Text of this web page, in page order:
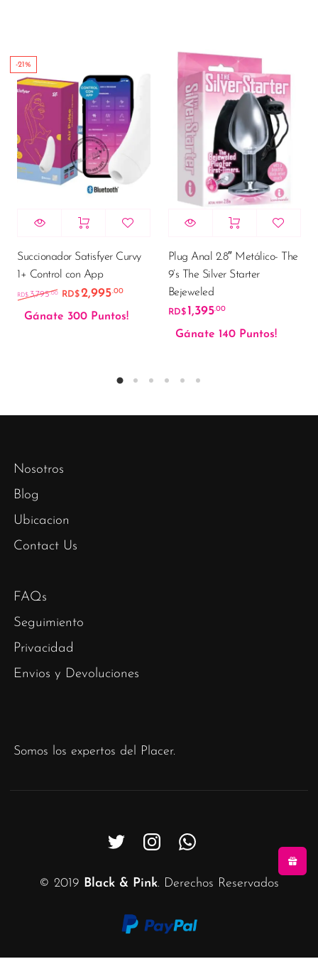
-21%
Succionador Satisfyer Curvy
1+ Control con App
RD$ 3,795.00 El precio original era: RD$3,795.00.
RD$2,995.00El precio actual es: RD$2,995.00.
Gánate 300 Puntos!
Plug Anal 2.8″ Metálico- The
9’s The Silver Starter
Bejeweled
RD$ 1,395.00
Gánate 140 Puntos!
Nosotros
Blog
Ubicacion
Contact Us
FAQs
Seguimiento
Privacidad
Envios y Devoluciones
Somos los expertos del Placer.
© 2019 Black & Pink. Derechos Reservados